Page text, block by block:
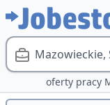
oferty pracy